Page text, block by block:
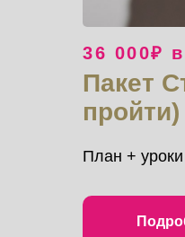
36 000₽
Пакет
пройти)
План +